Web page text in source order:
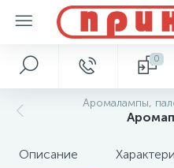
0
Аромалампы,
Описание